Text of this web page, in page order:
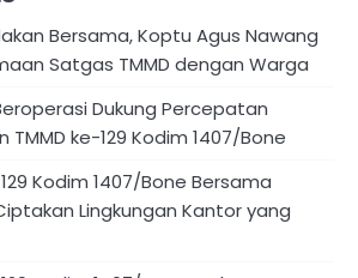
Bersama, Koptu Agus Nawang
Satgas TMMD dengan Warga
Dukung Percepatan
ke-129 Kodim 1407/Bone
Kodim 1407/Bone Bersama
Lingkungan Kantor yang